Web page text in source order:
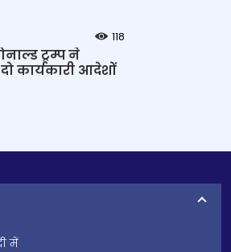
118
ट्रम्प ने
कार्यकारी आदेशों
में